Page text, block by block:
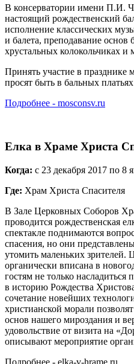
В консерватории имени П.И.
настоящий рождественский
исполнение классических
и балета, преподавание основ
хрустальных колокольчиках и
Принять участие в празднике
просят быть в бальных
Подробнее - mosconsv.ru
Елка в Храме Христа
Когда: с 23 декабря 2017 по 8
Где: Храм Христа Спасителя
В Зале Церковных Соборов
проводится рождественская
спектакле поднимаются
спасения, но они
утомить маленьких зрителей.
органически вписана в
гостям не только
в историю Рождества
сочетание новейших
христианской морали
основ нашего мироздания и
удовольствие от визита на
описывают мероприятие
Подробнее - elka-v-hrame.ru